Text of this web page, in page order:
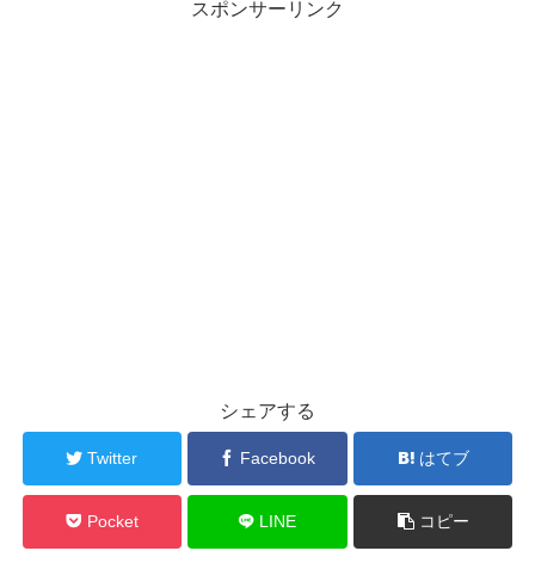
スポンサーリンク
シェアする
Twitter Facebook はてブ
Pocket LINE コピー